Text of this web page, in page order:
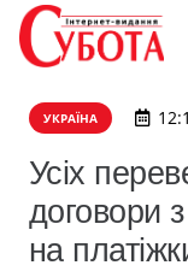
УКРАЇНА
Усіх
договори
на